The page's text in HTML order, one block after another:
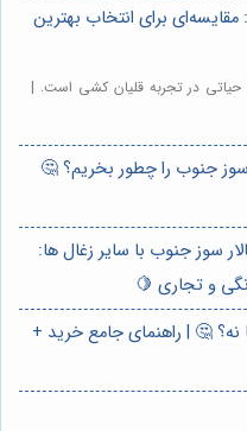
برای انتخاب بهترین
حیاتی در تجربه قلیان کشی است. |
جنوب را چطور بخریم؟ 🤔
سوز جنوب با سایر زغال ها:
و تجاری 🍋
نه؟ 🤔 | راهنمای جامع خرید +